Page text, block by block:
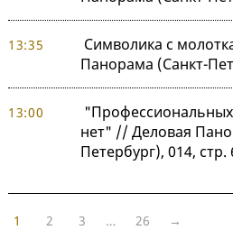
13:35
Символика с
Панорама (Санкт-
13:00
нет" // Деловая
Петербург), 014, стр.
1 2 3 … 26 →